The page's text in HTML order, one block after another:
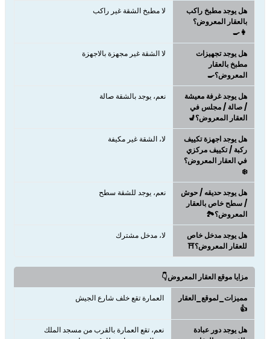
هل يوجد مطبخ راكب
بالعقار المعروض؟
👩‍🍳
لا مطبخ الشقة غير راكب
هل يوجد تجهيزات
مطبخ بالعقار
المعروض؟🍳
لا الشقة غير مجهزة بالاجهزة
هل يوجد غرفة معيشة
/ صالة / مجلس في
العقار المعروض؟💺
نعم، يوجد بالشقة صالة
هل يوجد اجهزة تكييف
ركبة / تكييف مركزي
في العقار المعروض؟
❄️
لا، الشقة غير مكيفة
هل يوجد حديقه / حوش
/ سطح خاص بالعقار
المعروض؟🏞️
نعم، يوجد للشقة سطح
هل يوجد مدخل خاص
للعقار المعروض؟⛩️
لا، مدخل مشترك
مزايا موقع العقار المعروض👇
مميزات_لموقع_العقار
👍
العمارة تقع خلف شارع الجيش
هل يوجد دور عبادة
نعم، تقع العمارة بالقرب من مسجد الملك